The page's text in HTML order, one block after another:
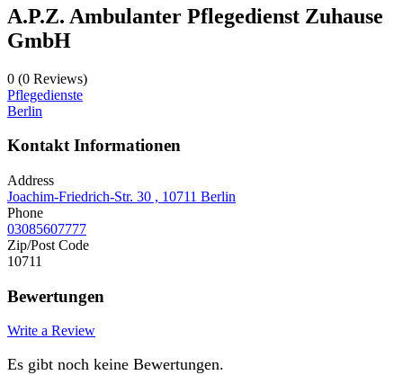
A.P.Z. Ambulanter Pflegedienst Zuhause
GmbH
0 (0 Reviews)
Pflegedienste
Berlin
Kontakt Informationen
Address
Joachim-Friedrich-Str. 30 , 10711 Berlin
Phone
03085607777
Zip/Post Code
10711
Bewertungen
Write a Review
Es gibt noch keine Bewertungen.